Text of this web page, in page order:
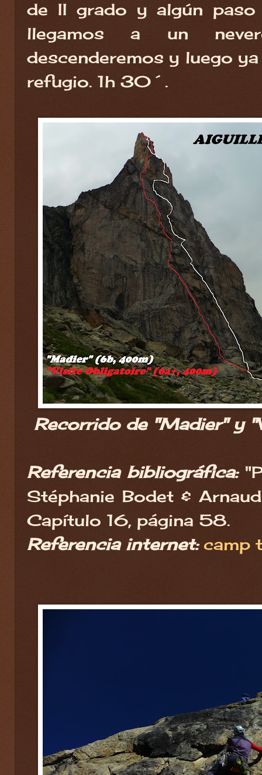
de II grado y algún paso
llegamos a un
descenderemos y luego
refugio. 1h 30´.
Recorrido de "Madier" y
Referencia bibliográfica:
Stéphanie Bodet &
Capítulo 16, página 58.
Referencia internet: camp